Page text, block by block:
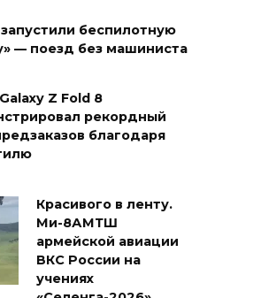
беспилотную
— поезд без машиниста
Z Fold 8
рекордный
благодаря
Красивого в ленту.
Ми-8АМТШ
армейской авиации
ВКС России на
учениях